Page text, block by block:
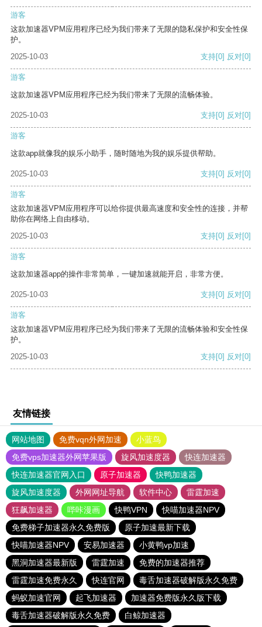
游客
这款加速器VPM应用程序已经为我们带来了无限的隐私保护和安全性保
护。
2025-10-03
支持[0] 反对[0]
游客
这款加速器VPM应用程序已经为我们带来了无限的流畅体验。
2025-10-03 支持[0] 反对[0]
游客
这款app就像我的娱乐小助手，随时随地为我的娱乐提供帮助。
2025-10-03 支持[0] 反对[0]
游客
这款加速器VPM应用程序可以给你提供最高速度和安全性的连接，并帮
助你在网络上自由移动。
2025-10-03
支持[0] 反对[0]
游客
这款加速器app的操作非常简单，一键加速就能开启，非常方便。
2025-10-03 支持[0] 反对[0]
游客
这款加速器VPM应用程序已经为我们带来了无限的流畅体验和安全性保
护。
2025-10-03
支持[0] 反对[0]
友情链接
网站地图 免费vqn外网加速
小蓝鸟
免费vps加速器外网苹果版
旋风加速度器
快连加速器
快连加速器官网入口
原子加速器
快鸭加速器
旋风加速度器
外网网址导航 软件中心
雷霆加速
狂飙加速器
哔咔漫画 快鸭VPN
快喵加速器NPV
免费梯子加速器永久免费版
原子加速最新下载
快喵加速器NPV
安易加速器
小黄鸭vp加速
黑洞加速器最新版
雷霆加速
免费的加速器推荐
雷霆加速免费永久
快连官网
毒舌加速器破解版永久免费
蚂蚁加速官网
起飞加速器
加速器免费版永久版下载
毒舌加速器破解版永久免费
白鲸加速器